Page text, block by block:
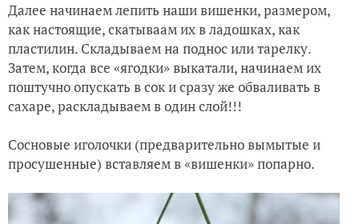
Далее начинаем лепить наши вишенки, размером,
как настоящие, скатываам их в ладошках, как
пластилин. Складываем на поднос или тарелку.
Затем, когда все «ягодки» выкатали, начинаем их
поштучно опускать в сок и сразу же обваливать в
сахаре, раскладываем в один слой!!!
Сосновые иголочки (предварительно вымытые и
просушенные) вставляем в «вишенки» попарно.